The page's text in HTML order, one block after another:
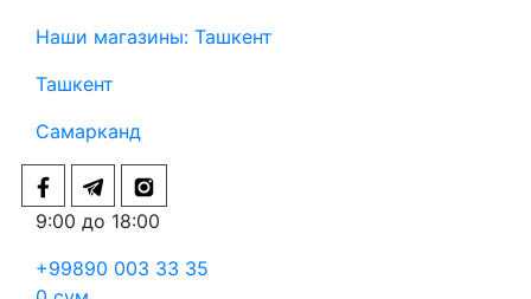
Наши магазины: Ташкент
Ташкент
Самарканд
9:00 до 18:00
+99890 003 33 35